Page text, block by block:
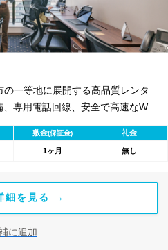
一等地に展開する高品質レンタ
専用電話回線、安全で高速なWi-
付サービス付きで即日ビジネス開
室やコワーキングスペースも利
、柔軟な働き方に対応します。
敷金(保証金) 礼金
1ヶ月 無し
細を見る →
に追加